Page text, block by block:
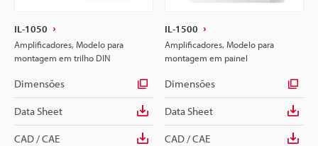
IL-1050
Amplificadores, Modelo para
montagem em trilho DIN
Dimensões
Data Sheet
CAD / CAE
IL-1500
Amplificadores, Modelo para
montagem em painel
Dimensões
Data Sheet
CAD / CAE